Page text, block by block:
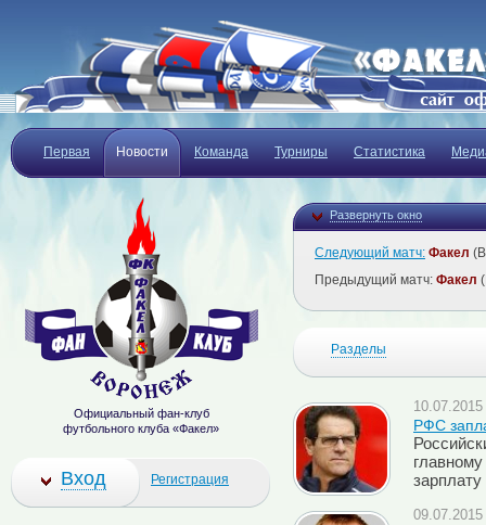
Первая Новости Команда Турниры Статистика
Развернуть окно
Следующий матч: Факел
Предыдущий матч: Факел
Разделы
РФС
Официальный фан-клуб
футбольного клуба «Факел»
Вход Регистрация